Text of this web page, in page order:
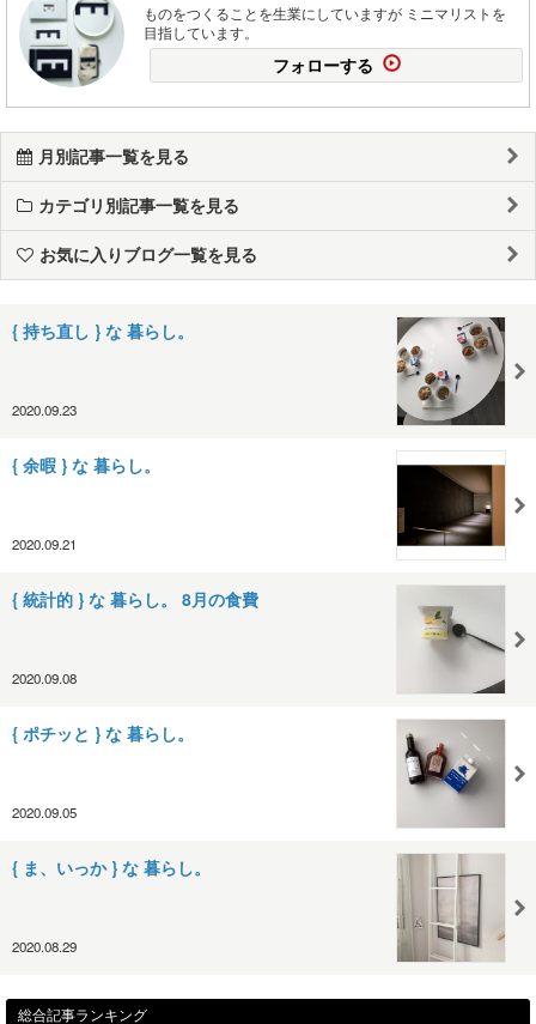
ものをつくることを生業にしていますが ミニマリストを
目指しています。
フォローする
月別記事一覧を見る
カテゴリ別記事一覧を見る
お気に入りブログ一覧を見る
{ 持ち直し } な 暮らし。
2020.09.23
{ 余暇 } な 暮らし。
2020.09.21
{ 統計的 } な 暮らし。 8月の食費
2020.09.08
{ ポチッと } な 暮らし。
2020.09.05
{ ま、いっか } な 暮らし。
2020.08.29
総合記事ランキング